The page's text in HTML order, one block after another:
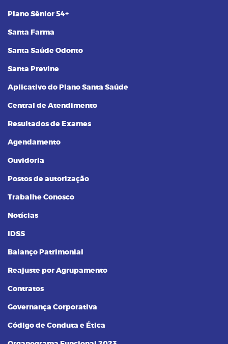
Plano Sênior 54+
Santa Farma
Santa Saúde Odonto
Santa Previne
Aplicativo do Plano Santa Saúde
Central de Atendimento
Resultados de Exames
Agendamento
Ouvidoria
Postos de autorização
Trabalhe Conosco
Notícias
IDSS
Balanço Patrimonial
Reajuste por Agrupamento
Contratos
Governança Corporativa
Código de Conduta e Ética